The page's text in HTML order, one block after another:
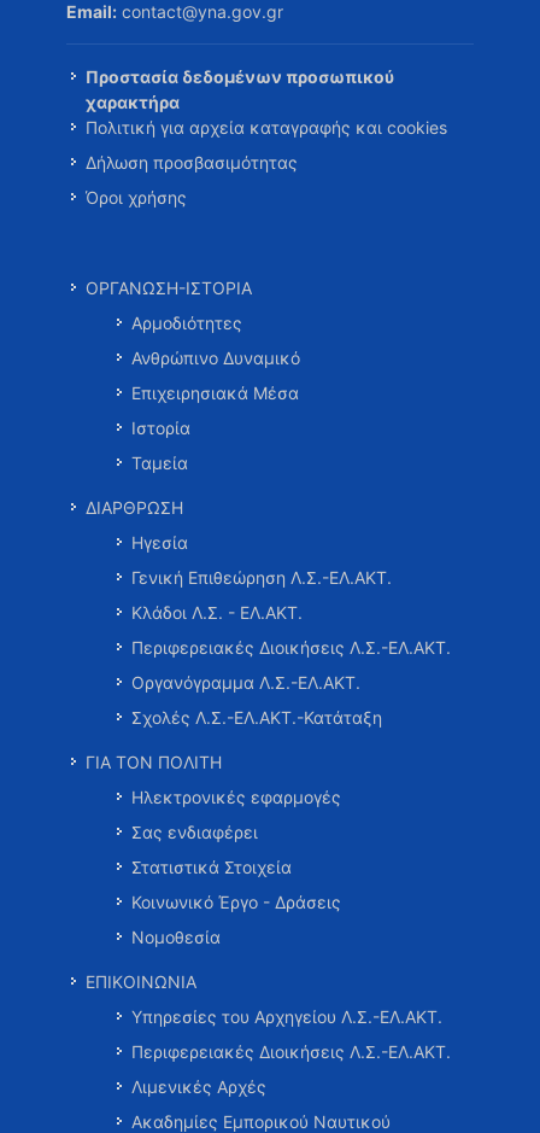
Email: contact@yna.gov.gr
Προστασία δεδομένων προσωπικού
χαρακτήρα
Πολιτική για αρχεία καταγραφής και cookies
Δήλωση προσβασιμότητας
Όροι χρήσης
ΟΡΓΑΝΩΣΗ-ΙΣΤΟΡΙΑ
Αρμοδιότητες
Ανθρώπινο Δυναμικό
Επιχειρησιακά Μέσα
Ιστορία
Ταμεία
ΔΙΑΡΘΡΩΣΗ
Ηγεσία
Γενική Επιθεώρηση Λ.Σ.-ΕΛ.ΑΚΤ.
Κλάδοι Λ.Σ. - ΕΛ.ΑΚΤ.
Περιφερειακές Διοικήσεις Λ.Σ.-ΕΛ.ΑΚΤ.
Οργανόγραμμα Λ.Σ.-ΕΛ.ΑΚΤ.
Σχολές Λ.Σ.-ΕΛ.ΑΚΤ.-Κατάταξη
ΓΙΑ ΤΟΝ ΠΟΛΙΤΗ
Ηλεκτρονικές εφαρμογές
Σας ενδιαφέρει
Στατιστικά Στοιχεία
Κοινωνικό Έργο - Δράσεις
Νομοθεσία
ΕΠΙΚΟΙΝΩΝΙΑ
Υπηρεσίες του Αρχηγείου Λ.Σ.-ΕΛ.ΑΚΤ.
Περιφερειακές Διοικήσεις Λ.Σ.-ΕΛ.ΑΚΤ.
Λιμενικές Αρχές
Ακαδημίες Εμπορικού Ναυτικού